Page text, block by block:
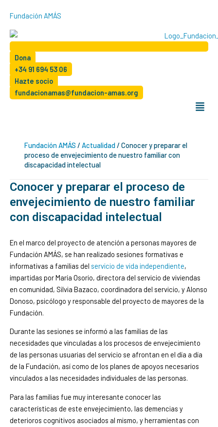
al
contenido
Fundación AMÁS
Dona
+34 91 694 53 06
Hazte socio
fundacionamas@fundacion-amas.org
Menú
Fundación AMÁS /Actualidad/Conocer y preparar el
proceso de envejecimiento de nuestro familiar con
discapacidad intelectual
Conocer y preparar el proceso de
envejecimiento de nuestro familiar
con discapacidad intelectual
En el marco del proyecto de atención a personas mayores de
Fundación AMÁS, se han realizado sesiones formativas e
informativas a familias del servicio de vida independiente,
impartidas por María Osorio, directora del servicio de viviendas
en comunidad, Silvia Bazaco, coordinadora del servicio, y Alonso
Donoso, psicólogo y responsable del proyecto de mayores de la
Fundación.
Durante las sesiones se informó a las familias de las
necesidades que vinculadas a los procesos de envejecimiento
de las personas usuarias del servicio se afrontan en el día a día
de la Fundación, así como de los planes de apoyos necesarios
vinculados a las necesidades individuales de las personas.
Para las familias fue muy interesante conocer las
características de este envejecimiento, las demencias y
deterioros cognitivos asociados al mismo, y herramientas con